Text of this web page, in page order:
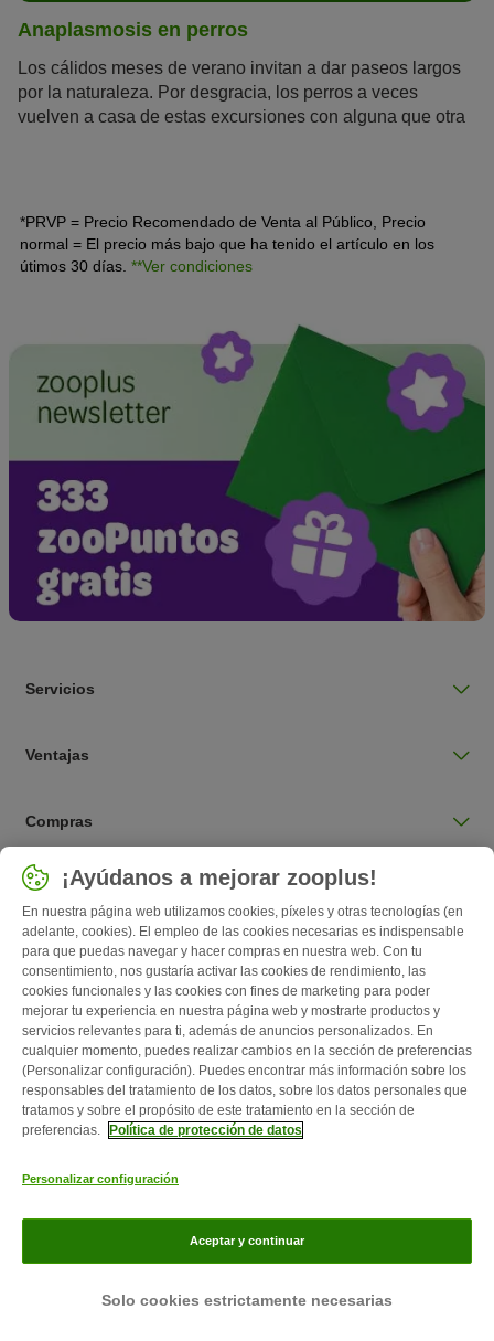
Anaplasmosis en perros
Los cálidos meses de verano invitan a dar paseos largos
por la naturaleza. Por desgracia, los perros a veces
vuelven a casa de estas excursiones con alguna que otra
te explicamos todo lo que hay que saber sobre esta
enfermedad.
*PRVP = Precio Recomendado de Venta al Público, Precio
normal = El precio más bajo que ha tenido el artículo en los
útimos 30 días. **Ver condiciones
Servicios
Ventajas
Compras
Seleccionar país
España / ES
Follow zooplus
Quiénes somos Empleo
Contacto
Gastos de envío y plazo de entrega
Formas de pago
Protección de datos
¡Ayúdanos a mejorar zooplus!
En nuestra página web utilizamos cookies, píxeles y otras tecnologías (en
adelante, cookies). El empleo de las cookies necesarias es indispensable
para que puedas navegar y hacer compras en nuestra web. Con tu
consentimiento, nos gustaría activar las cookies de rendimiento, las
cookies funcionales y las cookies con fines de marketing para poder
mejorar tu experiencia en nuestra página web y mostrarte productos y
servicios relevantes para ti, además de anuncios personalizados. En
cualquier momento, puedes realizar cambios en la sección de preferencias
(Personalizar configuración). Puedes encontrar más información sobre los
responsables del tratamiento de los datos, sobre los datos personales que
tratamos y sobre el propósito de este tratamiento en la sección de
preferencias.
Política de protección de datos
Personalizar configuración
Solo cookies estrictamente necesarias
Aceptar y continuar